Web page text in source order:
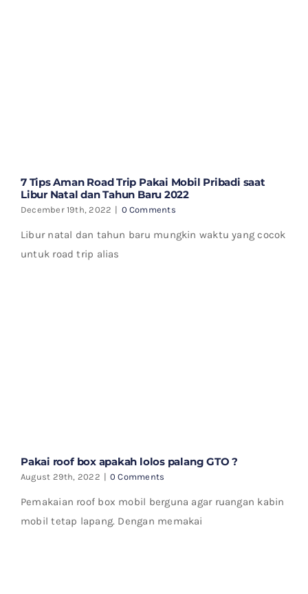
7 Tips Aman Road Trip Pakai Mobil Pribadi saat
Libur Natal dan Tahun Baru 2022
December 19th, 2022 | 0 Comments
Libur natal dan tahun baru mungkin waktu yang cocok
untuk road trip alias
Pakai roof box apakah lolos palang GTO ?
August 29th, 2022 | 0 Comments
Pemakaian roof box mobil berguna agar ruangan kabin
mobil tetap lapang. Dengan memakai